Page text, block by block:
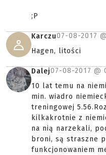
;P
Karczu07-08-2017 @
Hagen, litości
Dalej07-08-2017 @
10 lat temu na
min. wiadro
treningowej
kilkakrotnie z
na nią narzekali,
broni, są straszne
funkcjonowaniem